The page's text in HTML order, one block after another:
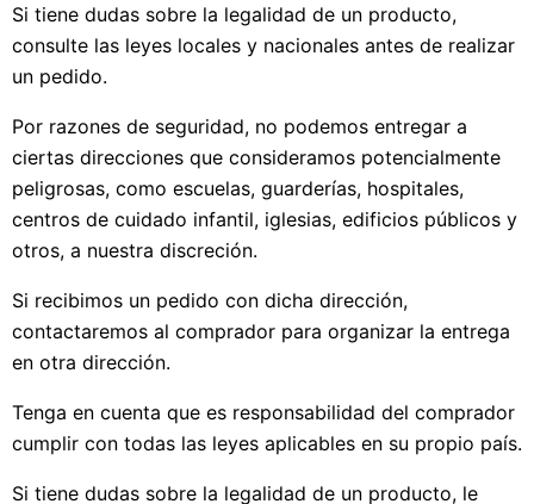
Si tiene dudas sobre la legalidad de un producto,
consulte las leyes locales y nacionales antes de realizar
un pedido.
Por razones de seguridad, no podemos entregar a
ciertas direcciones que consideramos potencialmente
peligrosas, como escuelas, guarderías, hospitales,
centros de cuidado infantil, iglesias, edificios públicos y
otros, a nuestra discreción.
Si recibimos un pedido con dicha dirección,
contactaremos al comprador para organizar la entrega
en otra dirección.
Tenga en cuenta que es responsabilidad del comprador
cumplir con todas las leyes aplicables en su propio país.
Si tiene dudas sobre la legalidad de un producto, le